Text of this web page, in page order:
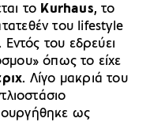
το Kurhaus, το
του lifestyle
Εντός του εδρεύει
όπως το είχε
. Λίγο μακριά του
ως